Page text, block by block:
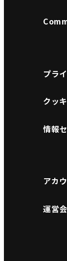
プラ
クッ
情報
アカ
運営